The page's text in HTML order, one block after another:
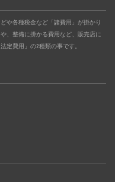
や各種税金など「諸費用」が掛かり
、整備に掛かる費用など、販売店に
定費用」の2種類の事です。